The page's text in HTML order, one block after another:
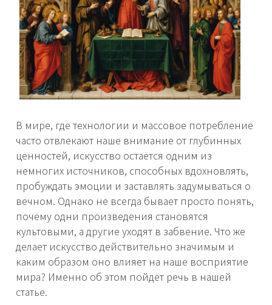
В мире, где технологии и массовое потребление
часто отвлекают наше внимание от глубинных
ценностей, искусство остаётся одним из
немногих источников, способных вдохновлять,
пробуждать эмоции и заставлять задумываться о
вечном. Однако не всегда бывает просто понять,
почему одни произведения становятся
культовыми, а другие уходят в забвение. Что же
делает искусство действительно значимым и
каким образом оно влияет на наше восприятие
мира? Именно об этом пойдёт речь в нашей
статье.